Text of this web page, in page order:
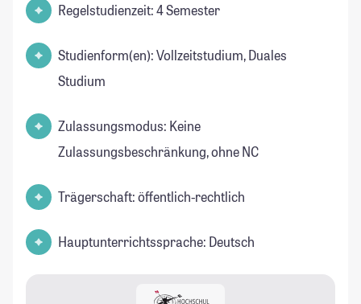
Regelstudienzeit: 4 Semester
Studienform(en): Vollzeitstudium, Duales
Studium
Zulassungsmodus: Keine
Zulassungsbeschränkung, ohne NC
Trägerschaft: öffentlich-rechtlich
Hauptunterrichtssprache: Deutsch